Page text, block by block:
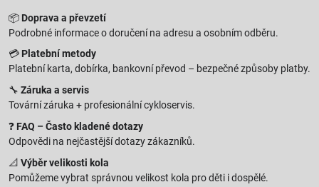
📦 Doprava a převzetí
Podrobné informace o doručení na adresu a osobním odběru.
💳 Platební metody
Platební karta, dobírka, bankovní převod – bezpečné způsoby platby.
🔧 Záruka a servis
Tovární záruka + profesionální cykloservis.
❓ FAQ – Často kladené dotazy
Odpovědi na nejčastější dotazy zákazníků.
📐 Výběr velikosti kola
Pomůžeme vybrat správnou velikost kola pro děti i dospělé.